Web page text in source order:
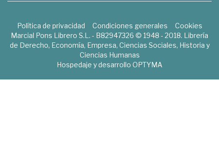
Política de privacidad Condiciones generales
Cookies
Marcial Pons Librero S.L. - B82947326 © 1948 - 2018. Librería
de Derecho, Economía, Empresa, Ciencias Sociales, Historia y
Ciencias Humanas
Hospedaje y desarrollo OPTYMA